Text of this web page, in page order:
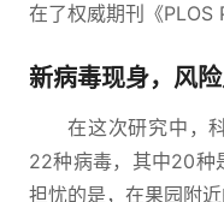
在了权威期刊《PLOS
新病毒现身，风险
在这次研究中，
22种病毒，其中20种
担忧的是，在果园附